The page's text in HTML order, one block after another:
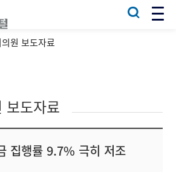
의원 보도자료
보도자료
집행률 9.7% 극히 저조